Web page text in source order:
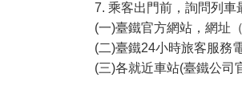
7. 乘客出門前，詢問列車
(一)臺鐵官方網站，網址
(二)臺鐵24小時旅客服務
(三)各就近車站(臺鐵公司